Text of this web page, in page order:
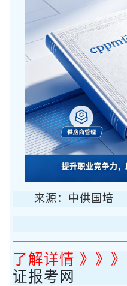
来源：中供国培
了解详情 》》》
证报考网